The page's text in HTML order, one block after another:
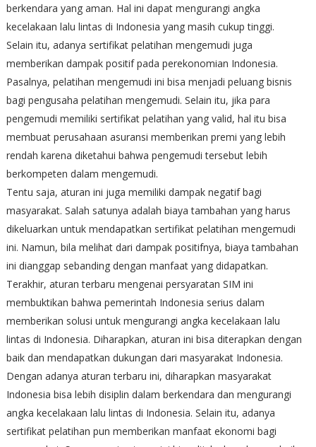
berkendara yang aman. Hal ini dapat mengurangi angka
kecelakaan lalu lintas di Indonesia yang masih cukup tinggi.
Selain itu, adanya sertifikat pelatihan mengemudi juga
memberikan dampak positif pada perekonomian Indonesia.
Pasalnya, pelatihan mengemudi ini bisa menjadi peluang bisnis
bagi pengusaha pelatihan mengemudi. Selain itu, jika para
pengemudi memiliki sertifikat pelatihan yang valid, hal itu bisa
membuat perusahaan asuransi memberikan premi yang lebih
rendah karena diketahui bahwa pengemudi tersebut lebih
berkompeten dalam mengemudi.
Tentu saja, aturan ini juga memiliki dampak negatif bagi
masyarakat. Salah satunya adalah biaya tambahan yang harus
dikeluarkan untuk mendapatkan sertifikat pelatihan mengemudi
ini. Namun, bila melihat dari dampak positifnya, biaya tambahan
ini dianggap sebanding dengan manfaat yang didapatkan.
Terakhir, aturan terbaru mengenai persyaratan SIM ini
membuktikan bahwa pemerintah Indonesia serius dalam
memberikan solusi untuk mengurangi angka kecelakaan lalu
lintas di Indonesia. Diharapkan, aturan ini bisa diterapkan dengan
baik dan mendapatkan dukungan dari masyarakat Indonesia.
Dengan adanya aturan terbaru ini, diharapkan masyarakat
Indonesia bisa lebih disiplin dalam berkendara dan mengurangi
angka kecelakaan lalu lintas di Indonesia. Selain itu, adanya
sertifikat pelatihan pun memberikan manfaat ekonomi bagi